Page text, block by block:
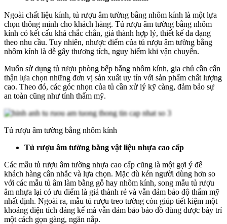
Ngoài chất liệu kính, tủ rượu âm tường bằng nhôm kính là một lựa
chọn thông minh cho khách hàng. Tủ rượu âm tường bằng nhôm
kính có kết cấu khá chắc chắn, giá thành hợp lý, thiết kế đa dạng
theo nhu cầu. Tuy nhiên, nhược điểm của tủ rượu âm tường bằng
nhôm kính là dễ gây thương tích, nguy hiểm khi vận chuyển.
Muốn sử dụng tủ rượu phòng bếp bằng nhôm kính, gia chủ cần cẩn
thận lựa chọn những đơn vị sản xuất uy tín với sản phẩm chất lượng
cao. Theo đó, các góc nhọn của tủ cần xử lý kỹ càng, đảm bảo sự
an toàn cũng như tính thẩm mỹ.
Tủ rượu âm tường bằng nhôm kính
Tủ rượu âm tường bằng vật liệu nhựa cao cấp
Các mẫu tủ rượu âm tường nhựa cao cấp cũng là một gợi ý để
khách hàng cân nhắc và lựa chọn. Mặc dù kén người dùng hơn so
với các mẫu tủ âm làm bằng gỗ hay nhôm kính, song mẫu tủ rượu
âm nhựa lại có ưu điểm là giá thành rẻ và vẫn đảm bảo độ thẩm mỹ
nhất định. Ngoài ra, mẫu tủ rượu treo tường còn giúp tiết kiệm một
khoảng diện tích đáng kể mà vẫn đảm bảo bảo đồ dùng được bày trí
một cách gọn gàng, ngăn nắp.